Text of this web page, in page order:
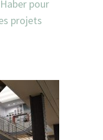
pour
projets